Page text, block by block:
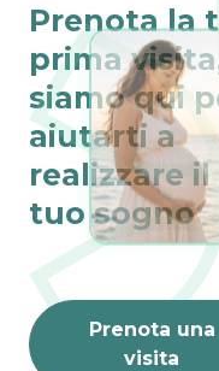
Prenota la
prima
siamo qui
aiutarti a
realizzare il
tuo sogno
Prenota una
visita